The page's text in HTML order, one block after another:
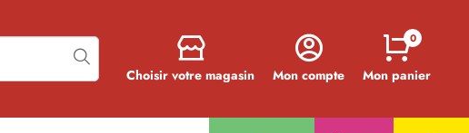
Choisir votre magasin Mon compte Mon panier
0